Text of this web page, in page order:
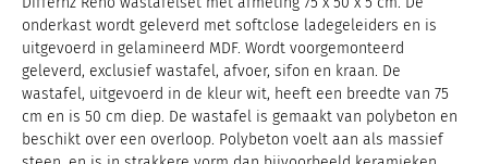
onderkast wordt geleverd met softclose ladegeleiders en is
uitgevoerd in gelamineerd MDF. Wordt voorgemonteerd
geleverd, exclusief wastafel, afvoer, sifon en kraan. De
wastafel, uitgevoerd in de kleur wit, heeft een breedte van 75
cm en is 50 cm diep. De wastafel is gemaakt van polybeton en
beschikt over een overloop. Polybeton voelt aan als massief